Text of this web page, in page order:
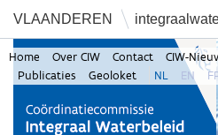
VLAANDEREN
Home Over CIW Contact CIW-
Publicaties
Geoloket NL EN